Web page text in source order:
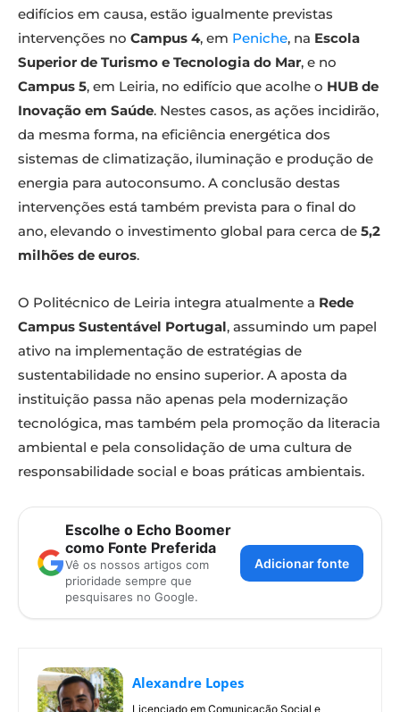
edifícios em causa, estão igualmente previstas
intervenções no Campus 4, em Peniche, na Escola
Superior de Turismo e Tecnologia do Mar, e no
Campus 5, em Leiria, no edifício que acolhe o HUB de
Inovação em Saúde. Nestes casos, as ações incidirão,
da mesma forma, na eficiência energética dos
sistemas de climatização, iluminação e produção de
energia para autoconsumo. A conclusão destas
intervenções está também prevista para o final do
ano, elevando o investimento global para cerca de 5,2
milhões de euros.
O Politécnico de Leiria integra atualmente a Rede
Campus Sustentável Portugal, assumindo um papel
ativo na implementação de estratégias de
sustentabilidade no ensino superior. A aposta da
instituição passa não apenas pela modernização
tecnológica, mas também pela promoção da literacia
ambiental e pela consolidação de uma cultura de
responsabilidade social e boas práticas ambientais.
Escolhe o Echo Boomer
como Fonte Preferida
Vê os nossos artigos com
prioridade sempre que
pesquisares no Google.
Adicionar fonte
Alexandre Lopes
Licenciado em Comunicação Social e